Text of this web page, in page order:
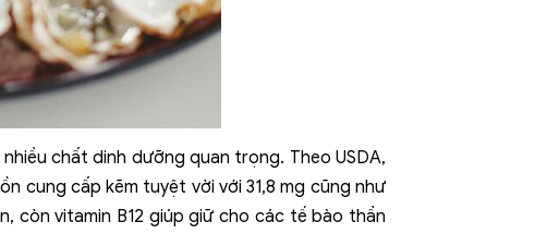
chất dinh dưỡng quan trọng. Theo USDA,
cung cấp kẽm tuyệt vời với 31,8 mg cũng như
còn vitamin B12 giúp giữ cho các tế bào thần